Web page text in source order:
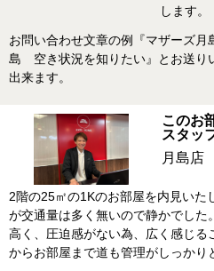
します。
お問い合わせ文章の例『マザーズ
島 空き状況を知りたい』とお送り
出来ます。
このお
スタッ
月島
2階の25㎡の1Kのお部屋を内見いた
が交通量は多く無いので静かでし
高く、圧迫感がない為、広く感じる
からお部屋まで道も管理がしっかり